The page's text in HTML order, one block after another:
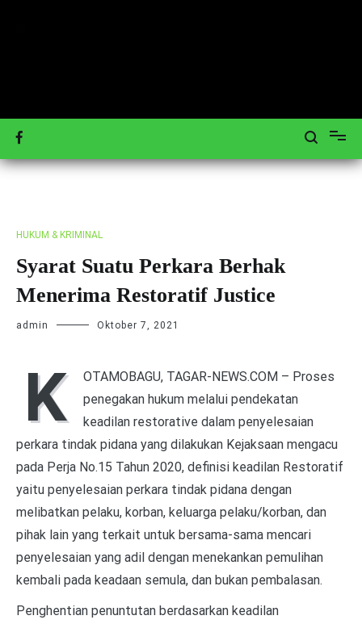
Tagar-News.com
Mengulas Peristiwa Teraktual
HUKUM & KRIMINAL
Syarat Suatu Perkara Berhak
Menerima Restoratif Justice
admin Oktober 7, 2021
K
OTAMOBAGU, TAGAR-NEWS.COM – Proses
penegakan hukum melalui pendekatan
keadilan restorative dalam penyelesaian
perkara tindak pidana yang dilakukan Kejaksaan mengacu
pada Perja No.15 Tahun 2020, definisi keadilan Restoratif
yaitu penyelesaian perkara tindak pidana dengan
melibatkan pelaku, korban, keluarga pelaku/korban, dan
pihak lain yang terkait untuk bersama-sama mencari
penyelesaian yang adil dengan menekankan pemulihan
kembali pada keadaan semula, dan bukan pembalasan.
Penghentian penuntutan berdasarkan keadilan